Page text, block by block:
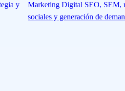
y
Marketing Digital SEO, SEM,
sociales y generación de